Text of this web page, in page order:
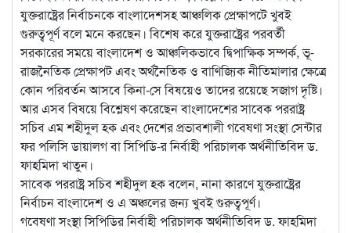
যুক্তরাষ্ট্রের নির্বাচনকে বাংলাদেশসহ আঞ্চলিক প্রেক্ষাপটে খুবই
গুরুত্বপূর্ণ বলে মনে করছেন। বিশেষ করে যুক্তরাষ্ট্রের পরবর্তী
সরকারের সময়ে বাংলাদেশ ও আঞ্চলিকভাবে দ্বিপাক্ষিক সম্পর্ক, ভ‍ূ-
রাজনৈতিক প্রেক্ষাপট এবং অর্থনৈতিক ও বাণিজ্যিক নীতিমালার ক্ষেত্রে
কোন পরিবর্তন আসবে কিনা-সে বিষয়েও তাদের রয়েছে সজাগ দৃষ্টি।
আর এসব বিষয়ে বিশ্লেষণ করেছেন বাংলাদেশের সাবেক পররাষ্ট্র
সচিব এম শহীদুল হক এবং দেশের প্রভাবশালী গবেষণা সংস্থা সেন্টার
ফর পলিসি ডায়ালগ বা সিপিডি-র নির্বাহী পরিচালক অর্থনীতিবিদ ড.
ফাহমিদা খাতুন।
সাবেক পররাষ্ট্র সচিব শহীদুল হক বলেন, নানা কারণে যুক্তরাষ্ট্রের
নির্বাচন বাংলাদেশ ও এ অঞ্চলের জন্য খুবই গুরুত্বপূর্ণ।
গবেষণা সংস্থা সিপিডির নির্বাহী পরিচালক অর্থনীতিবিদ ড. ফাহমিদা